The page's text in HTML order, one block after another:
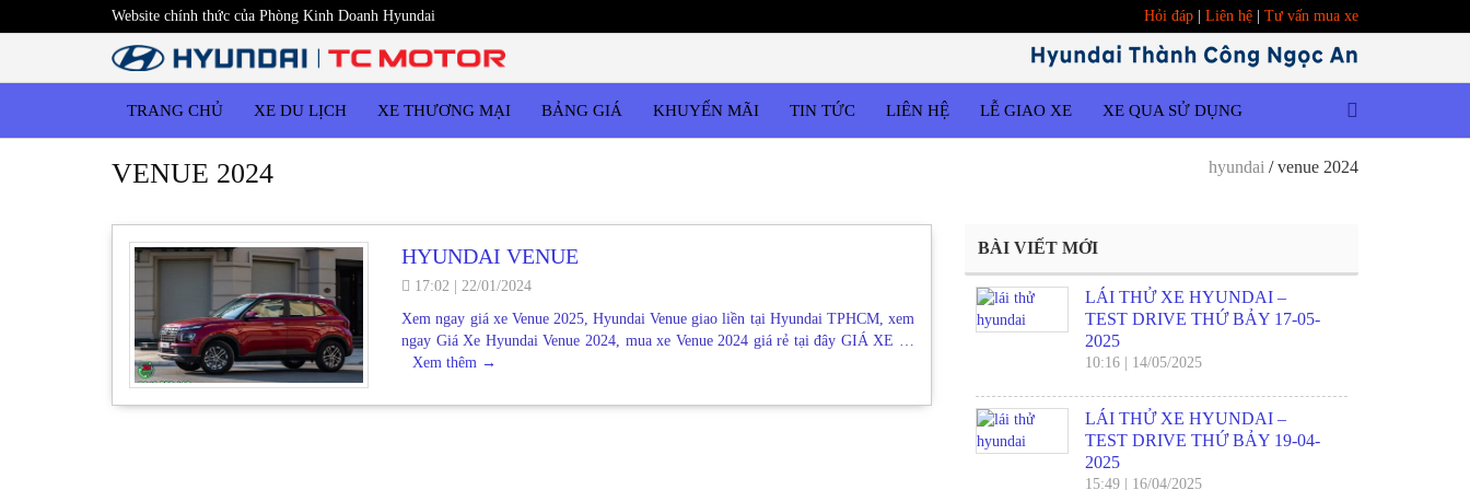
Website chính thức của Phòng Kinh Doanh Hyundai Hỏi đáp Liên hệ Tư vấn mua xe
TRANG CHỦ XE DU LỊCH XE THƯƠNG MẠI BẢNG GIÁ KHUYẾN MÃI TIN TỨC LIÊN HỆ LỄ GIAO XE XE QUA SỬ DỤNG
VENUE 2024 hyundai /venue 2024
HYUNDAI VENUE
17:02 |22/01/2024
Xem ngay giá xe Venue 2025, Hyundai Venue giao liền tại Hyundai TPHCM, xem
ngay Giá Xe Hyundai Venue 2024, mua xe Venue 2024 giá rẻ tại đây GIÁ XE …
Xem thêm →
BÀI VIẾT MỚI
LÁI THỬ XE HYUNDAI –
TEST DRIVE THỨ BẢY 17-05-
2025
10:16 14/05/2025
LÁI THỬ XE HYUNDAI –
TEST DRIVE THỨ BẢY 19-04-
2025
15:49 16/04/2025